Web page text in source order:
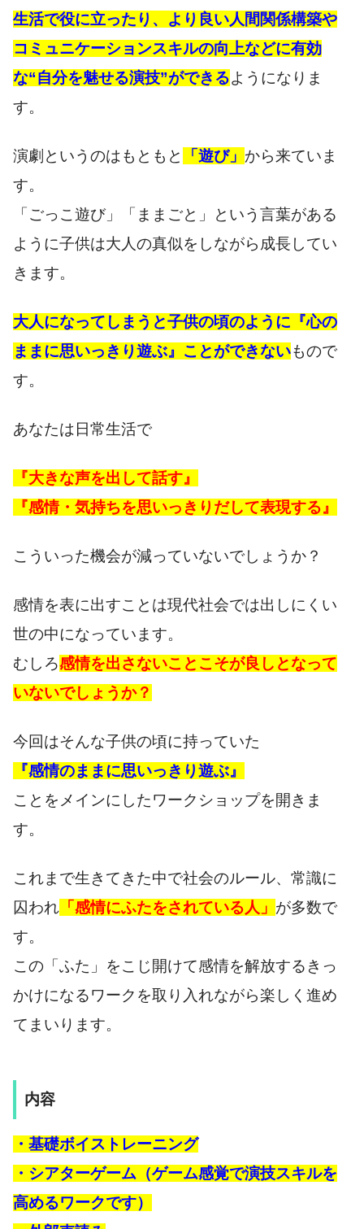
生活で役に立ったり、より良い人間関係構築や
コミュニケーションスキルの向上などに有効
な“自分を魅せる演技”ができるようになりま
す。
演劇というのはもともと 「遊び」 から来ていま
す。
「ごっこ遊び」「ままごと」という言葉がある
ように子供は大人の真似をしながら成長してい
きます。
大人になってしまうと子供の頃のように『心の
ままに思いっきり遊ぶ』ことができないもので
す。
あなたは日常生活で
『大きな声を出して話す』
『感情・気持ちを思いっきりだして表現する』
こういった機会が減っていないでしょうか？
感情を表に出すことは現代社会では出しにくい
世の中になっています。
むしろ感情を出さないことこそが良しとなって
いないでしょうか？
今回はそんな子供の頃に持っていた
『感情のままに思いっきり遊ぶ』
ことをメインにしたワークショップを開きま
す。
これまで生きてきた中で社会のルール、常識に
囚われ 「感情にふたをされている人」 が多数で
す。
この「ふた」をこじ開けて感情を解放するきっ
かけになるワークを取り入れながら楽しく進め
てまいります。
内容
・基礎ボイストレーニング
・シアターゲーム（ゲーム感覚で演技スキルを
高めるワークです）